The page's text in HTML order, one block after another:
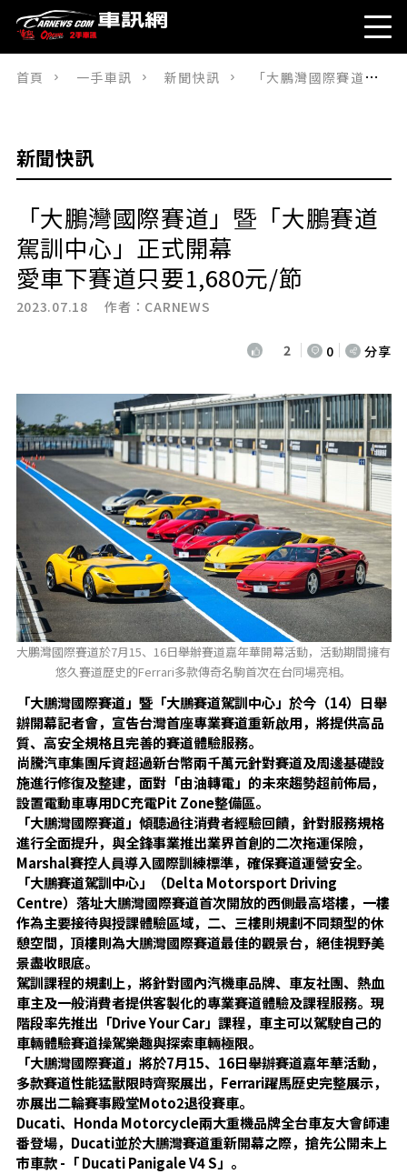
首頁 一手車訊 新聞快訊 「大鵬灣國際賽道」暨「大鵬賽道駕訓中心」正式開幕愛車下賽道只要1,680元/節
新聞快訊
「大鵬灣國際賽道」暨「大鵬賽道
駕訓中心」正式開幕
愛車下賽道只要1,680元/節
2023.07.18 作者： CARNEWS
2 0 分享
大鵬灣國際賽道於7月15、16日舉辦賽道嘉年華開幕活動，活動期間擁有
悠久賽道歷史的Ferrari多款傳奇名駒首次在台同場亮相。
「大鵬灣國際賽道」暨「大鵬賽道駕訓中心」於今（14）日舉
辦開幕記者會，宣告台灣首座專業賽道重新啟用，將提供高品
質、高安全規格且完善的賽道體驗服務。
尚騰汽車集團斥資超過新台幣兩千萬元針對賽道及周邊基礎設
施進行修復及整建，面對「由油轉電」的未來趨勢超前佈局，
設置電動車專用DC充電Pit Zone整備區。
「大鵬灣國際賽道」傾聽過往消費者經驗回饋，針對服務規格
進行全面提升，與全鋒事業推出業界首創的二次拖運保險，
Marshal賽控人員導入國際訓練標準，確保賽道運營安全。
「大鵬賽道駕訓中心」
（Delta Motorsport Driving
Centre） 落址大鵬灣國際賽道首次開放的西側最高塔樓，一樓
作為主要接待與授課體驗區域，二、三樓則規劃不同類型的休
憩空間，頂樓則為大鵬灣國際賽道最佳的觀景台，絕佳視野美
景盡收眼底。
駕訓課程的規劃上，將針對國內汽機車品牌、車友社團、熱血
車主及一般消費者提供客製化的專業賽道體驗及課程服務。現
階段率先推出「Drive Your Car」課程，車主可以駕駛自己的
車輛體驗賽道操駕樂趣與探索車輛極限。
「大鵬灣國際賽道」將於7月15、16日舉辦賽道嘉年華活動，
多款賽道性能猛獸限時齊聚展出，Ferrari躍馬歷史完整展示，
亦展出二輪賽事殿堂Moto2退役賽車。
Ducati、Honda Motorcycle兩大重機品牌全台車友大會師連
番登場，Ducati並於大鵬灣賽道重新開幕之際，搶先公開未上
市車款 -「 Ducati Panigale V4 S」。